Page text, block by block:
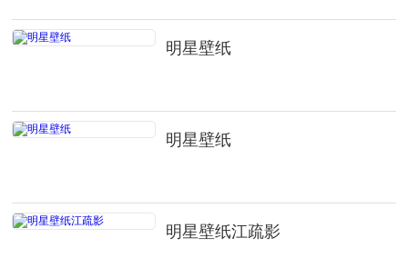
明星壁纸
明星壁纸
明星壁纸江疏影